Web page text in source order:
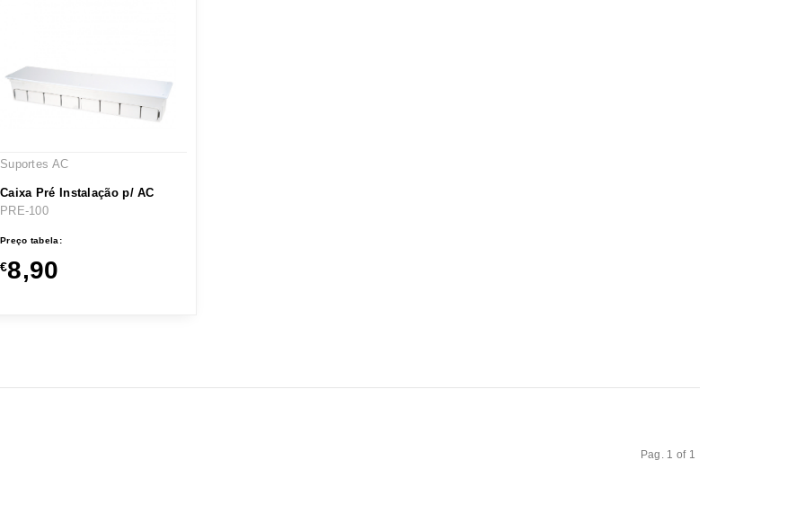
Suportes AC
Caixa Pré Instalação p/ AC
PRE-100
Preço tabela:
€8,90
Pag. 1 of 1